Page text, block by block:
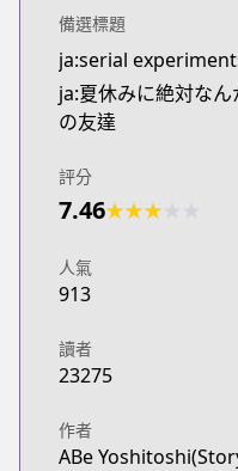
備選標題
ja:夏休みに絶対な
の友達
評分
7.46★★★
人氣
913
讀者
23275
作者
ABe